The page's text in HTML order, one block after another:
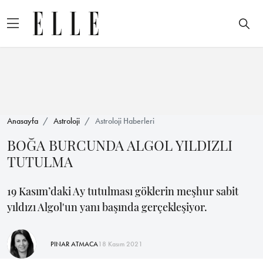
Anasayfa Astroloji Astroloji Haberleri
BOĞA BURCUNDA ALGOL YILDIZLI
TUTULMA
19 Kasım’daki Ay tutulması göklerin meşhur sabit
yıldızı Algol'un yanı başında gerçekleşiyor.
PINAR ATMACA18 Kasım 2021